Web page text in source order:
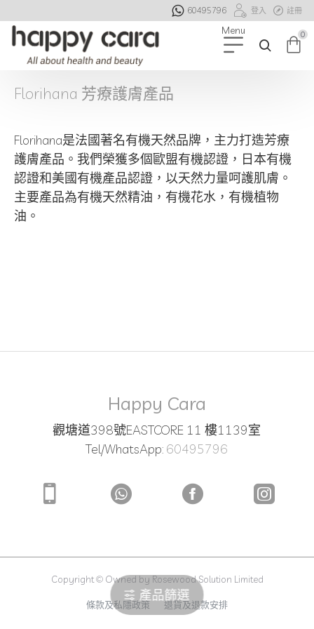
60495796 登入 註冊
0
Florihana 芳療護膚產品
Florihana是法國著名有機天然品牌，主力打造芳療
護膚產品。我們榮獲多個歐盟有機認證，日本有機
認證和美國有機產品認證，以天然力量呵護肌膚。
主要產品為有機天然精油，有機花水，有機植物
油。
Happy Cara
觀塘道398號EASTCORE 11 樓1139室
Tel/WhatsApp: 60495796
Copyright © Owned by Rosewood Solution Limited
條款及私隱政策 退貨及退款安排
產品篩選